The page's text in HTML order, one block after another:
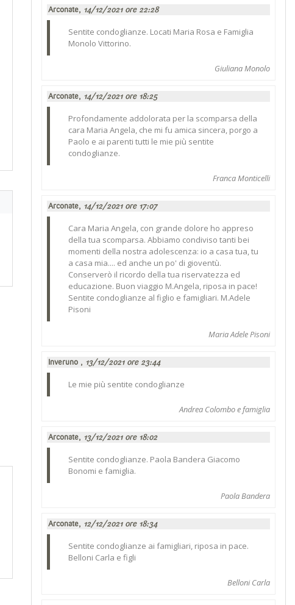
Arconate, 14/12/2021 ore 22:28
Sentite condoglianze. Locati Maria Rosa e Famiglia
Monolo Vittorino.
Giuliana Monolo
Arconate, 14/12/2021 ore 18:25
Profondamente addolorata per la scomparsa della
cara Maria Angela, che mi fu amica sincera, porgo a
Paolo e ai parenti tutti le mie più sentite
condoglianze.
Franca Monticelli
Arconate, 14/12/2021 ore 17:07
Cara Maria Angela, con grande dolore ho appreso
della tua scomparsa. Abbiamo condiviso tanti bei
momenti della nostra adolescenza: io a casa tua, tu
a casa mia.... ed anche un po' di gioventù.
Conserverò il ricordo della tua riservatezza ed
educazione. Buon viaggio M.Angela, riposa in pace!
Sentite condoglianze al figlio e famigliari. M.Adele
Pisoni
Maria Adele Pisoni
Inveruno , 13/12/2021 ore 23:44
Le mie più sentite condoglianze
Andrea Colombo e famiglia
Arconate, 13/12/2021 ore 18:02
Sentite condoglianze. Paola Bandera Giacomo
Bonomi e famiglia.
Paola Bandera
Arconate, 12/12/2021 ore 18:34
Sentite condoglianze ai famigliari, riposa in pace.
Belloni Carla e figli
Belloni Carla